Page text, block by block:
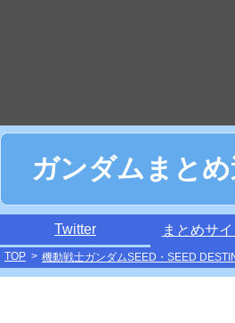
ガンダムまと
Twitter まとめサ
TOP > 機動戦士ガンダムSEED・SEED